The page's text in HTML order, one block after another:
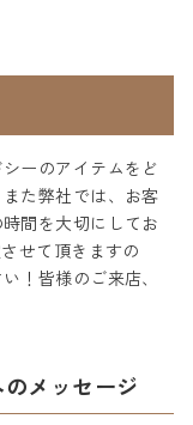
ーのアイテムをど
た弊社では、お客
間を大切にしてお
せて頂きますの
！皆様のご来店、
メッセージ